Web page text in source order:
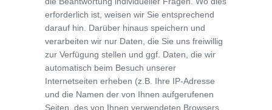
erforderlich ist, weisen wir Sie entsprechend
darauf hin. Darüber hinaus speichern und
verarbeiten wir nur Daten, die Sie uns freiwillig
zur Verfügung stellen und ggf. Daten, die wir
automatisch beim Besuch unserer
Internetseiten erheben (z.B. Ihre IP-Adresse
und die Namen der von Ihnen aufgerufenen
Seiten, des von Ihnen verwendeten Browsers